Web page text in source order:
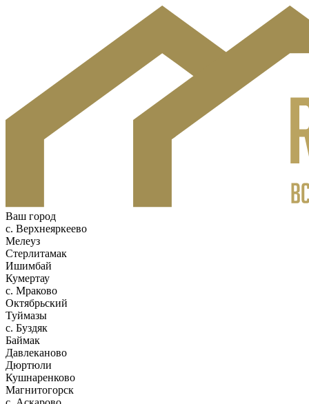
Ваш город
с. Верхнеяркеево
Мелеуз
Стерлитамак
Ишимбай
Кумертау
c. Мраково
Октябрьский
Туймазы
c. Буздяк
Баймак
Давлеканово
Дюртюли
Кушнаренково
Магнитогорск